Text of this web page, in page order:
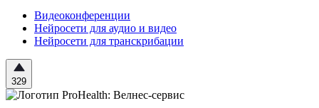
Видеоконференции
Нейросети для аудио и видео
Нейросети для транскрибации
329